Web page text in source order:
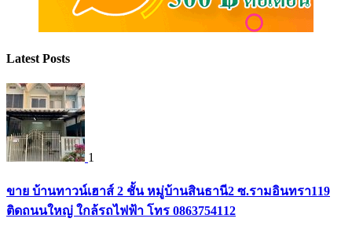
Latest Posts
1
ขาย บ้านทาวน์เฮาส์ 2 ชั้น หมู่บ้านสินธานี2 ซ.รามอินทรา119
ติดถนนใหญ่ ใกล้รถไฟฟ้า โทร 0863754112